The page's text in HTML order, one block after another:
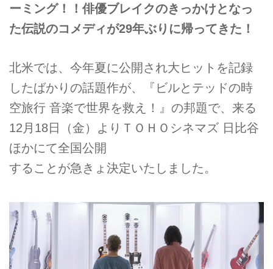
ーミング！！俳優ブレイクのきっかけとなっ
た伝説のコメディが29年ぶりに帰ってきた！
北米では、今年夏に公開され大ヒットを記録
したばかりの話題作が、『ビルとテッドの時
空旅行 音楽で世界を救え！』の邦題で、来る
12月18日（金）よりＴＯＨＯシネマズ 日比谷
ほかにて全国公開
することが急きょ決定いたしました。